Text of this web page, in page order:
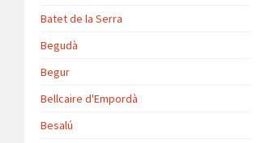
Batet de la Serra
Begudà
Begur
Bellcaire d'Empordà
Besalú